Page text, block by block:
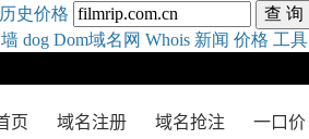
历史价格
墙 dog Dom域名网 Whois 新闻 价格 工具